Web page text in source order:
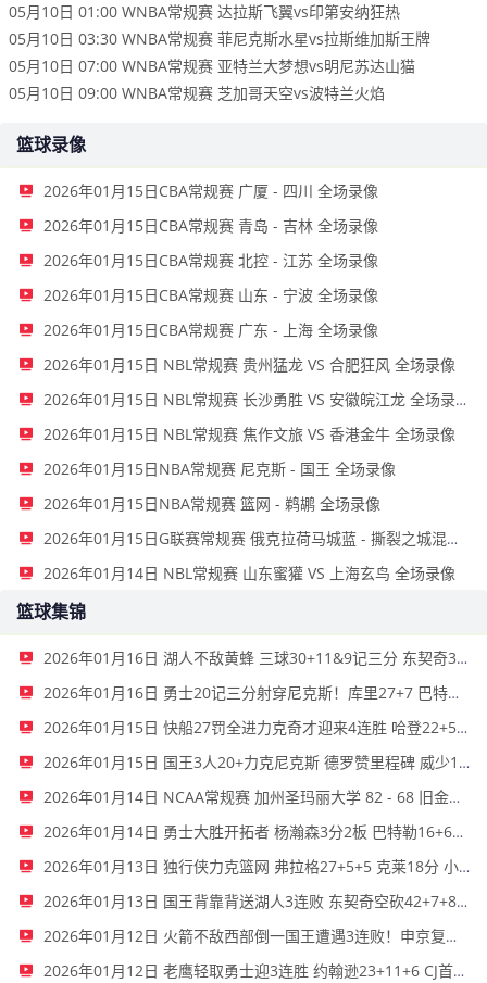
05月10日 01:00 WNBA常规赛 达拉斯飞翼vs印第安纳狂热
05月10日 03:30 WNBA常规赛 菲尼克斯水星vs拉斯维加斯王牌
05月10日 07:00 WNBA常规赛 亚特兰大梦想vs明尼苏达山猫
05月10日 09:00 WNBA常规赛 芝加哥天空vs波特兰火焰
篮球录像
2026年01月15日CBA常规赛 广厦 - 四川 全场录像
2026年01月15日CBA常规赛 青岛 - 吉林 全场录像
2026年01月15日CBA常规赛 北控 - 江苏 全场录像
2026年01月15日CBA常规赛 山东 - 宁波 全场录像
2026年01月15日CBA常规赛 广东 - 上海 全场录像
2026年01月15日 NBL常规赛 贵州猛龙 VS 合肥狂风 全场录像
2026年01月15日 NBL常规赛 长沙勇胜 VS 安徽皖江龙 全场录像
2026年01月15日 NBL常规赛 焦作文旅 VS 香港金牛 全场录像
2026年01月15日NBA常规赛 尼克斯 - 国王 全场录像
2026年01月15日NBA常规赛 篮网 - 鹈鹕 全场录像
2026年01月15日G联赛常规赛 俄克拉荷马城蓝 - 撕裂之城混音 全场录像
2026年01月14日 NBL常规赛 山东蜜獾 VS 上海玄鸟 全场录像
篮球集锦
2026年01月16日 湖人不敌黄蜂 三球30+11&9记三分 东契奇39分 詹姆斯29+9+6
2026年01月16日 勇士20记三分射穿尼克斯！库里27+7 巴特勒32+8 穆迪三分9中7
2026年01月15日 快船27罚全进力克奇才迎来4连胜 哈登22+5+8 伦纳德33分4断
2026年01月15日 国王3人20+力克尼克斯 德罗赞里程碑 威少11助 布伦森伤退
2026年01月14日 NCAA常规赛 加州圣玛丽大学 82 - 68 旧金山大学 全场集锦
2026年01月14日 勇士大胜开拓者 杨瀚森3分2板 巴特勒16+6+5 库里9中2送11助
2026年01月13日 独行侠力克篮网 弗拉格27+5+5 克莱18分 小波特28+9
2026年01月13日 国王背靠背送湖人3连败 东契奇空砍42+7+8+4断 威少22+5+7
2026年01月12日 火箭不敌西部倒一国王遭遇3连败！申京复出19+9 阿门31+13+6
2026年01月12日 老鹰轻取勇士迎3连胜 约翰逊23+11+6 CJ首秀12分 库里31+5